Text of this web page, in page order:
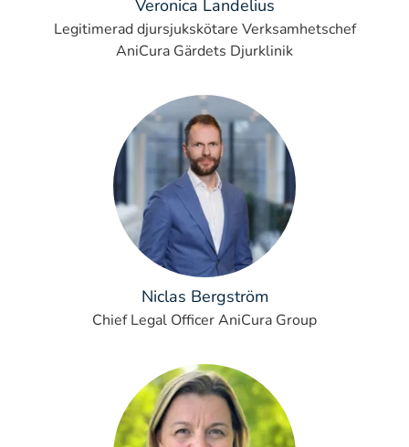
Veronica Landelius
Legitimerad djursjukskötare Verksamhetschef
AniCura Gärdets Djurklinik
Niclas Bergström
Chief Legal Officer AniCura Group